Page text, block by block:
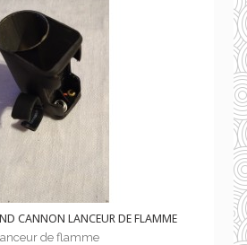
CANNON LANCEUR DE FLAMME
de flamme